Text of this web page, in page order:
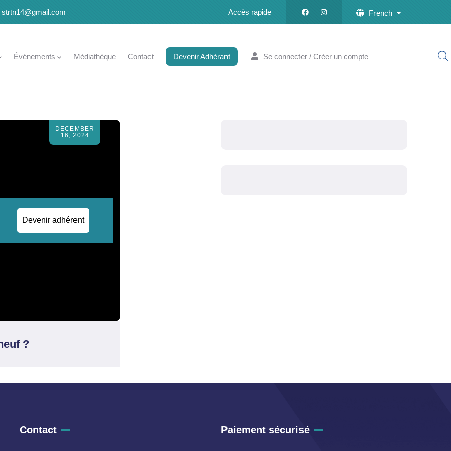
strtn14@gmail.com Accès rapide French List additional
Événements Médiathèque Contact Devenir Adhérant Se connecter / Créer un compte
Devenir adhérent
DECEMBER
16, 2024
?
Contact Paiement sécurisé